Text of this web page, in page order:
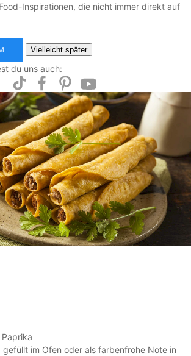
Inspirationen, die nicht immer direkt auf
Vielleicht später
du uns auch:
im Ofen oder als farbenfrohe Note in